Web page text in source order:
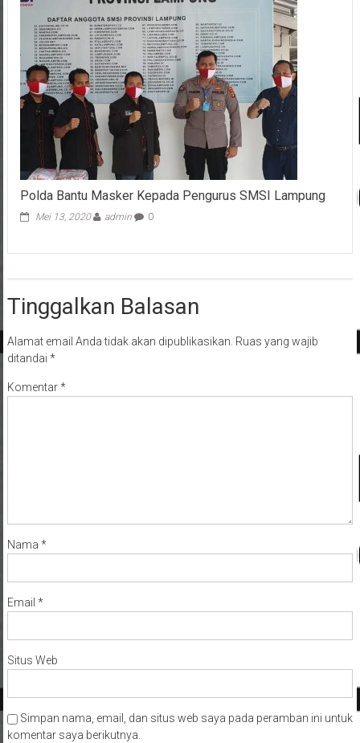
Polda Bantu Masker Kepada Pengurus SMSI Lampung
Mei 13, 2020 admin 0
Tinggalkan Balasan
Alamat email Anda tidak akan dipublikasikan. Ruas yang wajib
ditandai *
Komentar*
Nama *
Email *
Situs Web
Simpan nama, email, dan situs web saya pada peramban ini untuk
komentar saya berikutnya.